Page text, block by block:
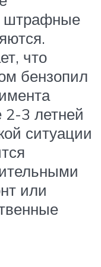
штрафные
что
бензопил
2-3 летней
ситуации
или